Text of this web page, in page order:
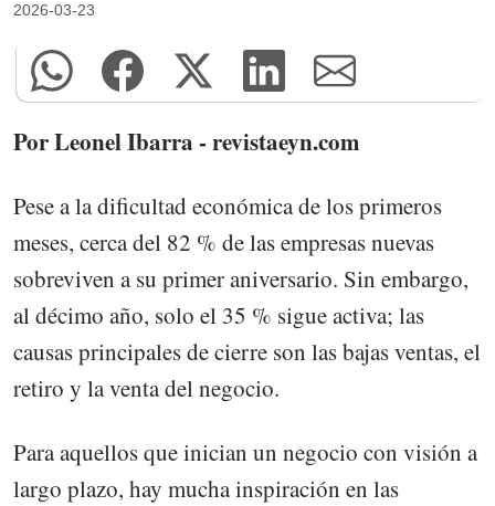
2026-03-23
Por Leonel Ibarra - revistaeyn.com
Pese a la dificultad económica de los primeros
meses, cerca del 82 % de las empresas nuevas
sobreviven a su primer aniversario. Sin embargo,
al décimo año, solo el 35 % sigue activa; las
causas principales de cierre son las bajas ventas, el
retiro y la venta del negocio.
Para aquellos que inician un negocio con visión a
largo plazo, hay mucha inspiración en las